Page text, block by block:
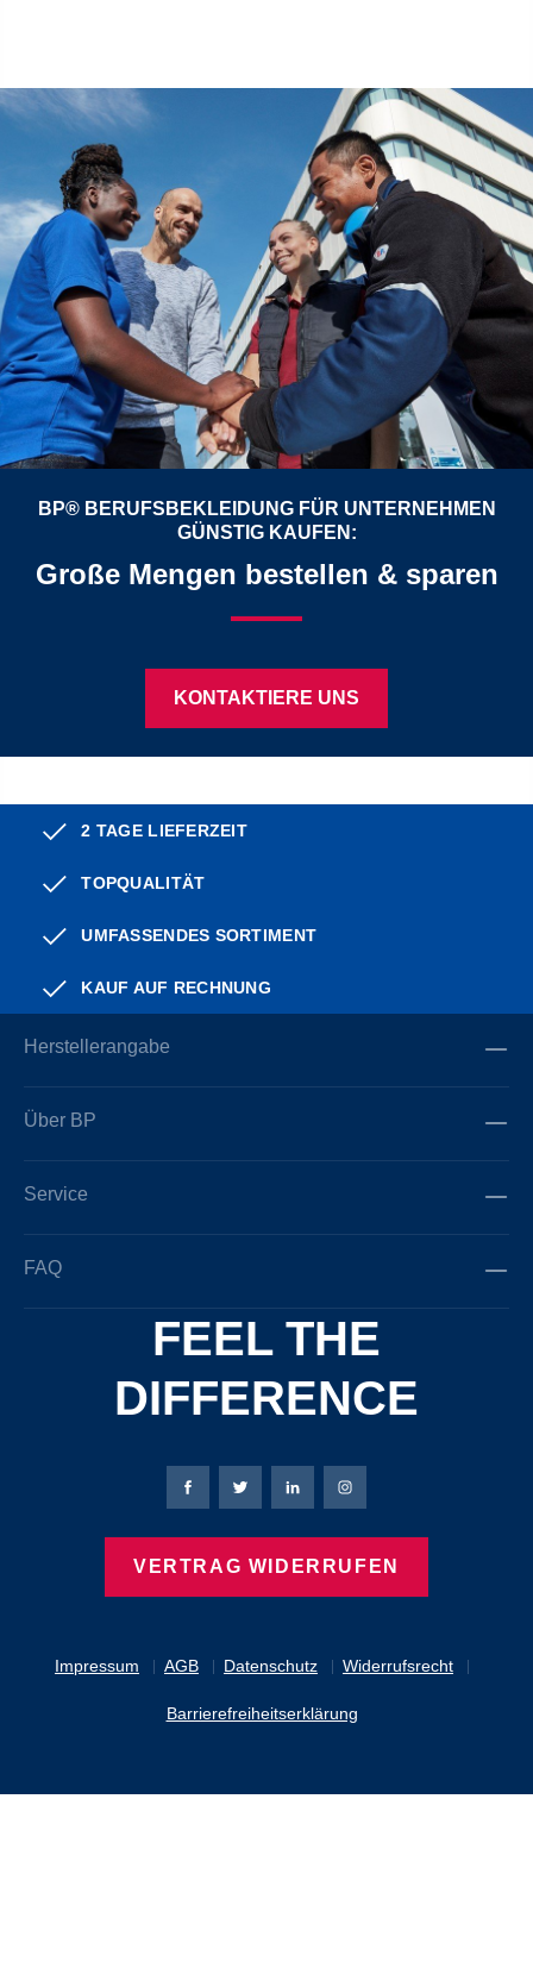
BP® BERUFSBEKLEIDUNG FÜR UNTERNEHMEN
GÜNSTIG KAUFEN:
Große Mengen bestellen & sparen
KONTAKTIERE UNS
2 TAGE LIEFERZEIT
TOPQUALITÄT
UMFASSENDES SORTIMENT
KAUF AUF RECHNUNG
Herstellerangabe
Über BP
Service
FAQ
FEEL THE
DIFFERENCE
Impressum AGB Datenschutz Widerrufsrecht
Barrierefreiheitserklärung
Bierbaum-Proenen Facebook-Seite
Bierbaum-Proenen Twitter Seite
Bierbaum-Proenen LinkedIn
Bierbaum-Proenen
VERTRAG WIDERRUFEN